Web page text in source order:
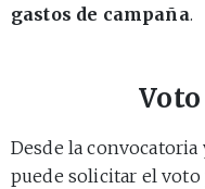
gastos de campaña.
Desde la convocatoria
puede solicitar el voto